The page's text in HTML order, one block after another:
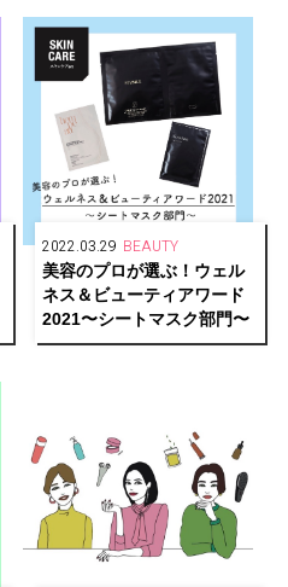
2022.03.29 BEAUTY
美容のプロが選ぶ！ウェル
ネス＆ビューティアワード
2021〜シートマスク部門〜